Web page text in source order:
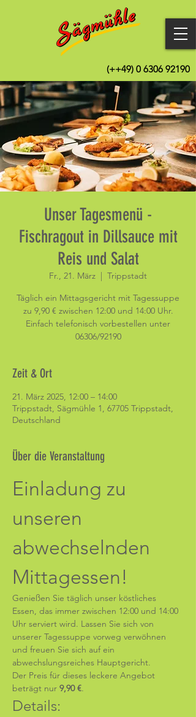
(++49) 0 6306 92190
Unser Tagesmenü -
Fischragout in Dillsauce mit
Reis und Salat
Fr., 21. März
  |
Trippstadt
Täglich ein Mittagsgericht mit Tagessuppe
zu 9,90 € zwischen 12:00 und 14:00 Uhr.
Einfach telefonisch vorbestellen unter
06306/92190
Zeit & Ort
21. März 2025, 12:00 – 14:00
Trippstadt, Sägmühle 1, 67705 Trippstadt,
Deutschland
Über die Veranstaltung
Einladung zu
unseren
abwechselnden
Mittagessen!
Genießen Sie täglich unser köstliches
Essen, das immer zwischen 12:00 und 14:00
Uhr serviert wird. Lassen Sie sich von
unserer Tagessuppe vorweg verwöhnen
und freuen Sie sich auf ein
abwechslungsreiches Hauptgericht.
Der Preis für dieses leckere Angebot
beträgt nur 9,90 €.
Details: